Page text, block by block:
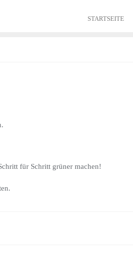
STARTSEITE
für Schritt grüner machen!